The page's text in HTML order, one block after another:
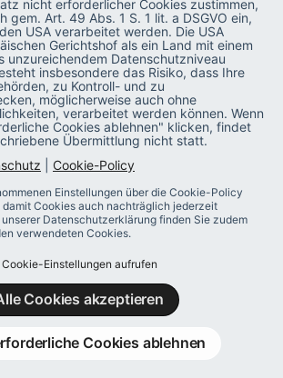
nicht erforderlicher Cookies zustimmen,
gem. Art. 49 Abs. 1 S. 1 lit. a DSGVO ein,
USA verarbeitet werden. Die USA
Gerichtshof als ein Land mit einem
unzureichendem Datenschutzniveau
insbesondere das Risiko, dass Ihre
zu Kontroll- und zu
möglicherweise auch ohne
verarbeitet werden können. Wenn
Cookies ablehnen" klicken, findet
Übermittlung nicht statt.
Cookie-Policy
Einstellungen über die Cookie-Policy
Cookies auch nachträglich jederzeit
Datenschutzerklärung finden Sie zudem
verwendeten Cookies.
Cookie-Einstellungen aufrufen
Cookies akzeptieren
Cookies ablehnen
ist insbesondere zu berücksichtigen:
bei freiwilligen
Leistungen, wie z. B. betriebliche
oder Bonuszahlungen.
ohne Zeit- oder
ist der Arbeitgeber nicht zur
sollte der Arbeitnehmer im
hingewiesen werden.
des Sabbaticals ein